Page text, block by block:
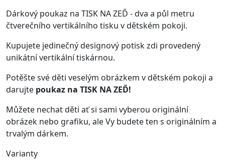
Dárkový poukaz na TISK NA ZEĎ - dva a půl metru
čtverečního vertikálního tisku v dětském pokoji.
Kupujete jedinečnýdesignový potisk zdi provedený
unikátnívertikální tiskárnou.
Potěšte své děti veselým obrázkem v dětském pokoji a
darujte poukaz na TISK NA ZEĎ!
Můžete nechat děti ať si sami vyberou originální
obrázek nebo grafiku, ale Vy budete ten s originálním a
trvalým dárkem.
Varianty